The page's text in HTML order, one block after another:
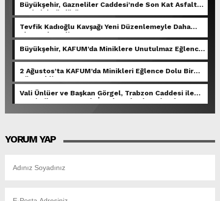
Büyükşehir, Gazneliler Caddesi’nde Son Kat Asfalt
Serimini Sürdürüyor.
Tevfik Kadıoğlu Kavşağı Yeni Düzenlemeyle Daha
Akıcı Hale Geliyor.
Büyükşehir, KAFUM’da Miniklere Unutulmaz Eğlence
2 Ağustos’ta KAFUM’da Minikleri Eğlence Dolu Bir
Gün Bekliyor.
Vali Ünlüer ve Başkan Görgel, Trabzon Caddesi ile
Demirciler Çarşısı’nda İncelemelerde Bulundu.
YORUM YAP